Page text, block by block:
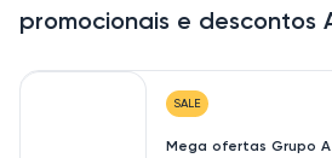
promocionais e descontos
SALE
Mega ofertas Grupo